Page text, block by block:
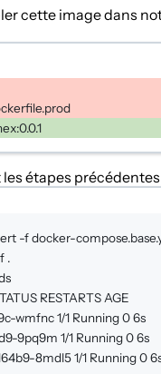
cette image dans
étapes précédentes
-fdocker-
.
RESTARTS AGE
wmfnc1/1 Running06s
9pq9m 1/1 Running06s
8mdl51/1 Running0